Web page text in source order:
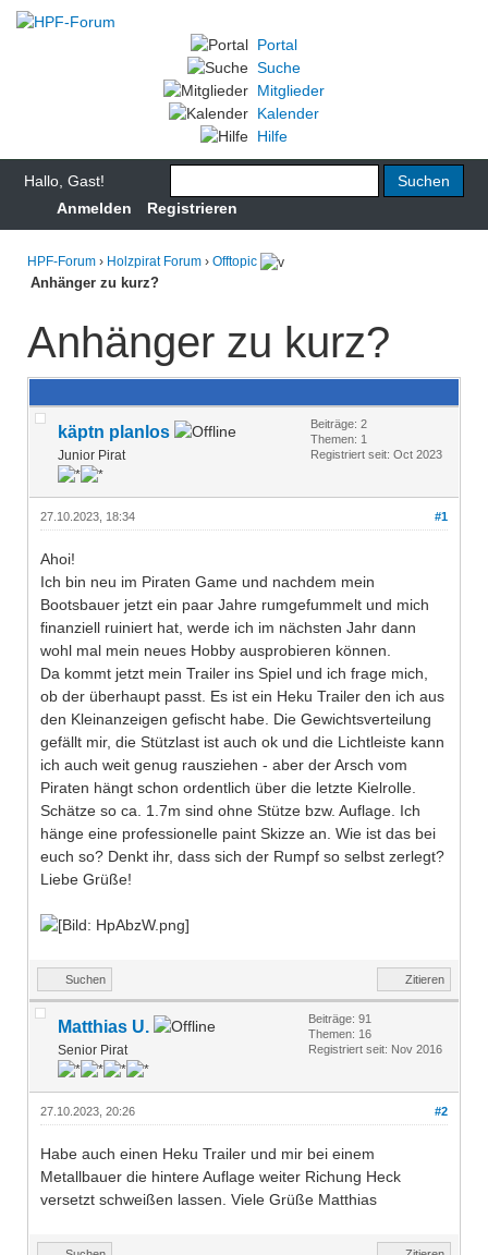
Portal
Suche
Mitglieder
Kalender
Hilfe
Hallo, Gast!
Anmelden
Registrieren
HPF-Forum › Holzpirat Forum › Offtopic
Anhänger zu kurz?
Anhänger zu kurz?
käptn planlos
Junior Pirat
Beiträge: 2
Themen: 1
Registriert seit: Oct 2023
#1
27.10.2023, 18:34
Ahoi!
Ich bin neu im Piraten Game und nachdem mein
Bootsbauer jetzt ein paar Jahre rumgefummelt und mich
finanziell ruiniert hat, werde ich im nächsten Jahr dann
wohl mal mein neues Hobby ausprobieren können.
Da kommt jetzt mein Trailer ins Spiel und ich frage mich,
ob der überhaupt passt. Es ist ein Heku Trailer den ich aus
den Kleinanzeigen gefischt habe. Die Gewichtsverteilung
gefällt mir, die Stützlast ist auch ok und die Lichtleiste kann
ich auch weit genug rausziehen - aber der Arsch vom
Piraten hängt schon ordentlich über die letzte Kielrolle.
Schätze so ca. 1.7m sind ohne Stütze bzw. Auflage. Ich
hänge eine professionelle paint Skizze an. Wie ist das bei
euch so? Denkt ihr, dass sich der Rumpf so selbst zerlegt?
Liebe Grüße!
Suchen Zitieren
Matthias U.
Senior Pirat
Beiträge: 91
Themen: 16
Registriert seit: Nov 2016
#2
27.10.2023, 20:26
Habe auch einen Heku Trailer und mir bei einem
Metallbauer die hintere Auflage weiter Richung Heck
versetzt schweißen lassen. Viele Grüße Matthias